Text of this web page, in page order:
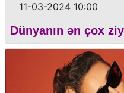
11-03-2024 10:00
Dünyanın ən çox